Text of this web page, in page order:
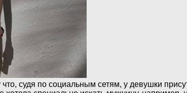
судя по социальным сетям, у девушки